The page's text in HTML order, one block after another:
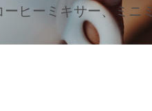
ヒーミキサー、ミニ